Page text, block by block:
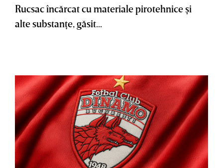
Rucsac încărcat cu materiale pirotehnice şi
alte substanţe, găsit...